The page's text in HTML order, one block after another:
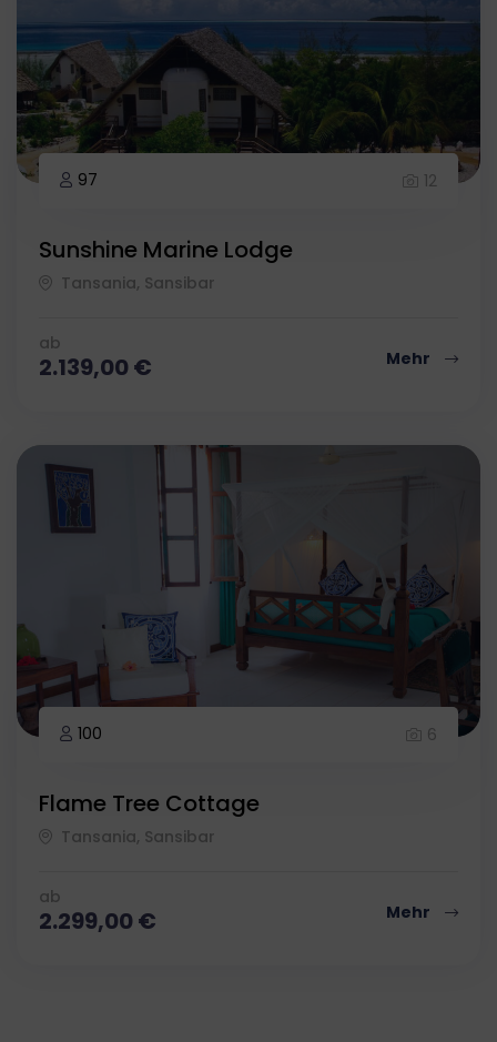
97 12
Sunshine Marine Lodge
Tansania, Sansibar
ab
2.139,00€ Mehr
100 6
Flame Tree Cottage
Tansania, Sansibar
ab
2.299,00€ Mehr